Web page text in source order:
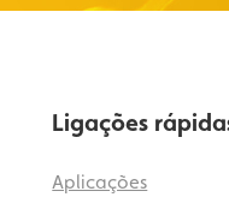
Ligações
Aplicações